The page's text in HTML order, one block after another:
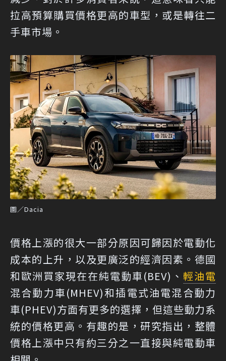
拉高預算購買價格更高的車型，或是轉往二
手車市場。
圖／Dacia
價格上漲的很大一部分原因可歸因於電動化
成本的上升，以及更廣泛的經濟因素。德國
和歐洲買家現在在純電動車(BEV)、 輕油電
混合動力車(MHEV)和插電式油電混合動力
車(PHEV)方面有更多的選擇，但這些動力系
統的價格更高。有趣的是，研究指出，整體
價格上漲中只有約三分之一直接與純電動車